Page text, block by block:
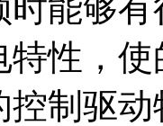
能够
特性，
制驱